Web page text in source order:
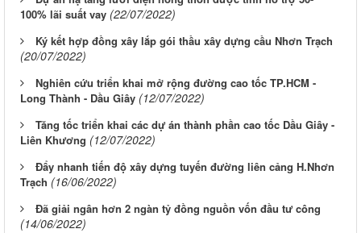
100% lãi suất vay (22/07/2022)
Ký kết hợp đồng xây lắp gói thầu xây dựng cầu Nhơn Trạch
(20/07/2022)
Nghiên cứu triển khai mở rộng đường cao tốc TP.HCM -
Long Thành - Dầu Giây (12/07/2022)
Tăng tốc triển khai các dự án thành phần cao tốc Dầu Giây -
Liên Khương (12/07/2022)
Đẩy nhanh tiến độ xây dựng tuyến đường liên cảng H.Nhơn
Trạch (16/06/2022)
Đã giải ngân hơn 2 ngàn tỷ đồng nguồn vốn đầu tư công
(14/06/2022)